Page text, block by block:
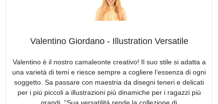
Valentino Giordano - Illustration Versatile
Valentino è il nostro camaleonte creativo! Il suo stile si adatta a
una varietà di temi e riesce sempre a cogliere l’essenza di ogni
soggetto. Sa passare con maestria da disegni teneri e delicati
per i più piccoli a illustrazioni più dinamiche per i ragazzi più